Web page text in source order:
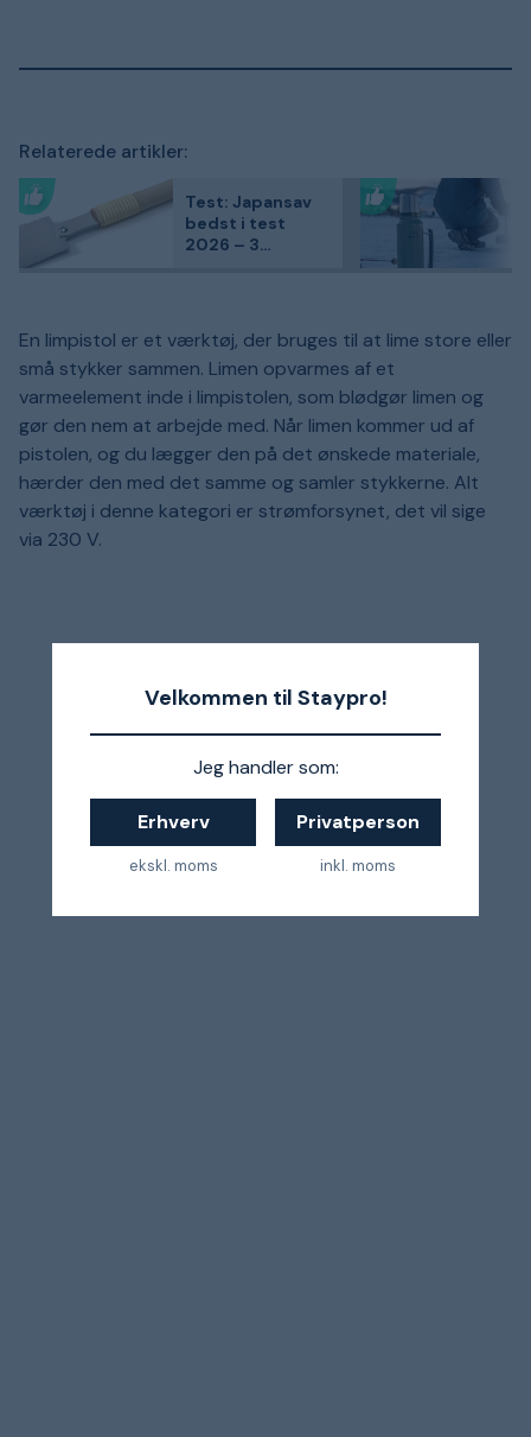
Velkommen til Staypro!
Jeg handler som:
Erhverv
ekskl. moms
Privatperson
inkl. moms
Relaterede artikler:
Test: Japansav
bedst i test
2026 – 3
En limpistol er et værktøj, der bruges til at lime store eller
små stykker sammen. Limen opvarmes af et
varmeelement inde i limpistolen, som blødgør limen og
gør den nem at arbejde med. Når limen kommer ud af
pistolen, og du lægger den på det ønskede materiale,
hærder den med det samme og samler stykkerne. Alt
værktøj i denne kategori er strømforsynet, det vil sige
via 230 V.